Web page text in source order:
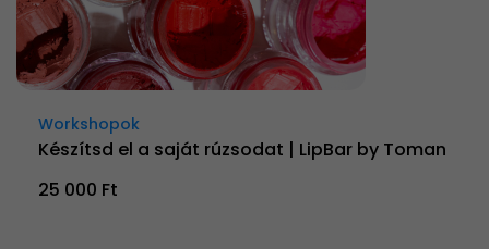
Workshopok
Készítsd el a saját rúzsodat | LipBar by Toman
25 000 Ft